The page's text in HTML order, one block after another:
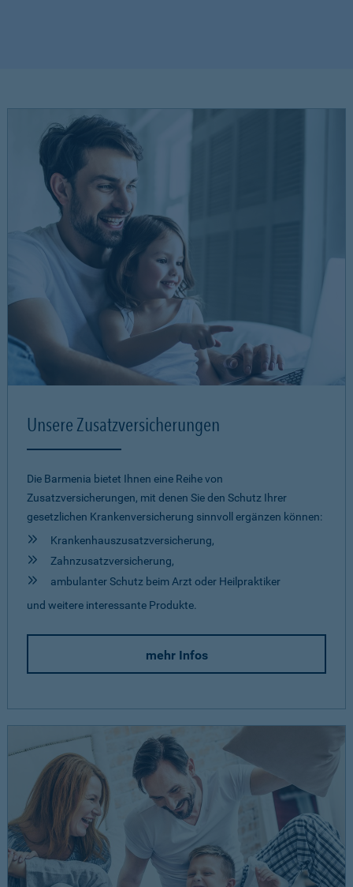
Unsere Zusatzversicherungen
Die Barmenia bietet Ihnen eine Reihe von
Zusatzversicherungen, mit denen Sie den Schutz Ihrer
gesetzlichen Krankenversicherung sinnvoll ergänzen können:
Krankenhauszusatzversicherung,
Zahnzusatzversicherung,
ambulanter Schutz beim Arzt oder Heilpraktiker
und weitere interessante Produkte.
mehr Infos